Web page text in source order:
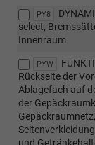
PY8
select,
Innenraum
PYW
Rückseite der
Ablagefach auf
der
und